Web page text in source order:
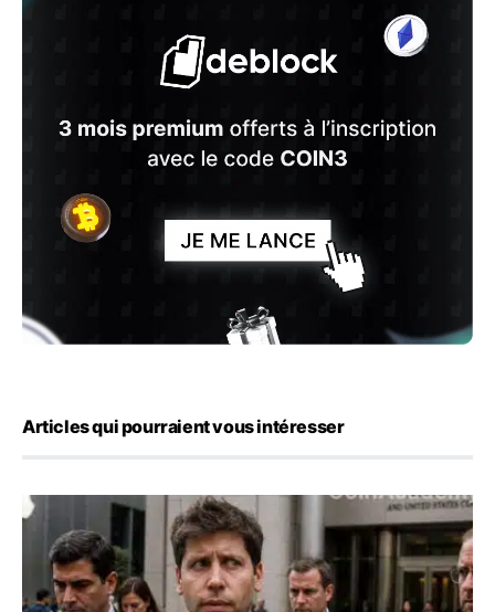
Articles qui pourraient vous intéresser
OpenAI demande le rejet de la plainte d’Apple et